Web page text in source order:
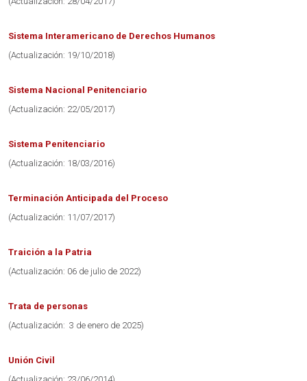
Sistema Interamericano de Derechos Humanos
(Actualización: 19/10/2018)
Sistema Nacional Penitenciario
(Actualización: 22/05/2017)
Sistema Penitenciario
(Actualización: 18/03/2016)
Terminación Anticipada del Proceso
(Actualización: 11/07/2017)
Traición a la Patria
(Actualización: 06 de julio de 2022)
Trata de personas
(Actualización: 3 de enero de 2025)
Unión Civil